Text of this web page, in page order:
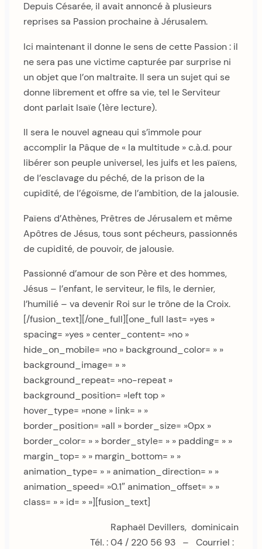
Depuis Césarée, il avait annoncé à plusieurs
reprises sa Passion prochaine à Jérusalem.
Ici maintenant il donne le sens de cette Passion : il
ne sera pas une victime capturée par surprise ni
un objet que l’on maltraite. Il sera un sujet qui se
donne librement et offre sa vie, tel le Serviteur
dont parlait Isaïe (1ère lecture).
Il sera le nouvel agneau qui s’immole pour
accomplir la Pâque de « la multitude » c.à.d. pour
libérer son peuple universel, les juifs et les païens,
de l’esclavage du péché, de la prison de la
cupidité, de l’égoïsme, de l’ambition, de la jalousie.
Païens d’Athènes, Prêtres de Jérusalem et même
Apôtres de Jésus, tous sont pécheurs, passionnés
de cupidité, de pouvoir, de jalousie.
Passionné d’amour de son Père et des hommes,
Jésus – l’enfant, le serviteur, le fils, le dernier,
l’humilié – va devenir Roi sur le trône de la Croix.
[/fusion_text][/one_full][one_full last= »yes »
spacing= »yes » center_content= »no »
hide_on_mobile= »no » background_color= » »
background_image= » »
background_repeat= »no-repeat »
background_position= »left top »
hover_type= »none » link= » »
border_position= »all » border_size= »0px »
border_color= » » border_style= » » padding= » »
margin_top= » » margin_bottom= » »
animation_type= » » animation_direction= » »
animation_speed= »0.1″ animation_offset= » »
class= » » id= » »][fusion_text]
Raphaël Devillers, dominicain
Tél. : 04 / 220 56 93 – Courriel :